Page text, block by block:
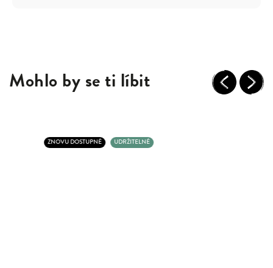
Mohlo by se ti líbit Previous
ZNOVU DOSTUPNÉ UDRŽITELNÉ
Next